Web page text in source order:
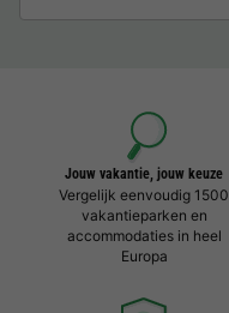
Jouw vakantie, jouw keuze
Vergelijk eenvoudig 1500
vakantieparken en
accommodaties in heel
Europa